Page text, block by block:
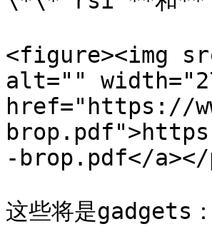
<figure><img
alt=""
href="https://
-brop.pdf</
这些将是gadgets：